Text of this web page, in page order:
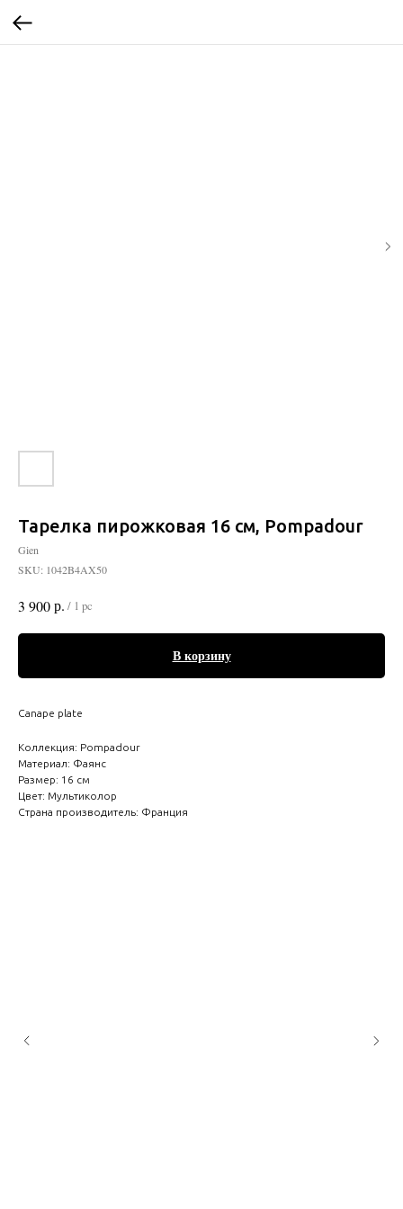
Тарелка пирожковая 16 см, Pompadour
Gien
SKU: 1042B4AX50
3 900р. / 1 pc
В корзину
Canape plate
Коллекция: Pompadour
Материал: Фаянс
Размер: 16 см
Цвет: Мультиколор
Страна производитель: Франция